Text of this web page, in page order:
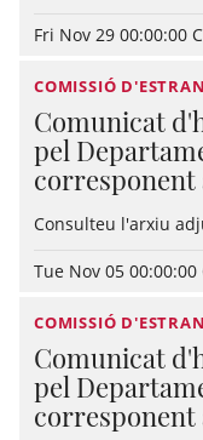
Fri Nov 29 00:00:00
COMISSIÓ
Comunicat
pel
corresponent
Consulteu l'arxiu
Tue Nov 05 00:00:00
COMISSIÓ
Comunicat
pel
corresponent